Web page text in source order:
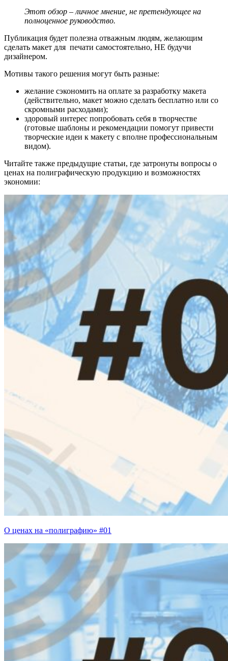
Этот обзор – личное мнение, не претендующее на
полноценное руководство.
Публикация будет полезна отважным людям, желающим
сделать макет для печати самостоятельно, НЕ будучи
дизайнером.
Мотивы такого решения могут быть разные:
желание сэкономить на оплате за разработку макета
(действительно, макет можно сделать бесплатно или со
скромными расходами);
здоровый интерес попробовать себя в творчестве
(готовые шаблоны и рекомендации помогут привести
творческие идеи к макету с вполне профессиональным
видом).
Читайте также предыдущие статьи, где затронуты вопросы о
ценах на полиграфическую продукцию и возможностях
экономии:
О ценах на «полиграфию» #01